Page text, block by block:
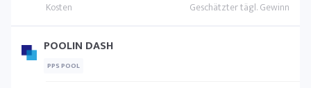
POOLIN DASH
PPS POOL